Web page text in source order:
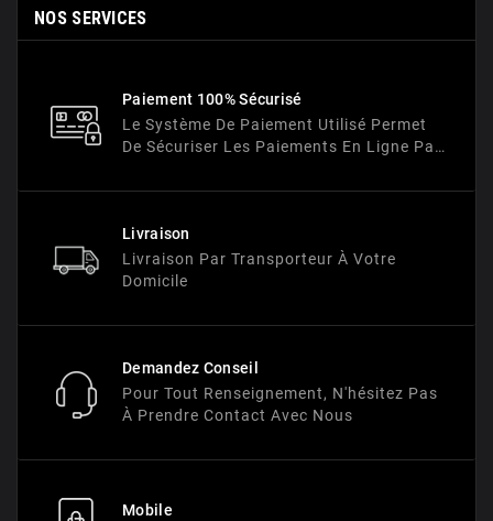
NOS SERVICES
Paiement 100% Sécurisé
Le Système De Paiement Utilisé Permet
De Sécuriser Les Paiements En Ligne Par
Bancaires.
Livraison
Livraison Par Transporteur À Votre
Domicile
Demandez Conseil
Pour Tout Renseignement, N'hésitez Pas
À Prendre Contact Avec Nous
Mobile